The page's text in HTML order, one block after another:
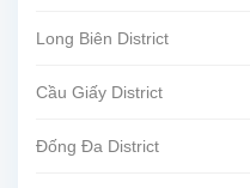
Long Biên District
Cầu Giấy District
Đống Đa District